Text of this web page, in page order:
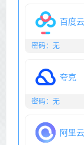
百度
密码：无
夸克
密码：无
阿里